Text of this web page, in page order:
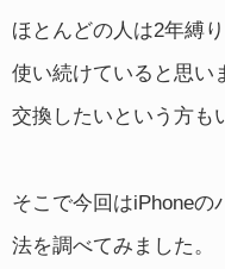
ほとんどの人は2年縛
使い続けていると思い
交換したいという方も
そこで今回はiPhoneの
法を調べてみました。